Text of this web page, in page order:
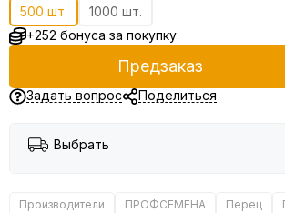
500 шт.
1000 шт.
+252 бонуса за покупку
Предзаказ
Задать вопрос Поделиться
Выбрать
Производители ПРОФСЕМЕНА Перец